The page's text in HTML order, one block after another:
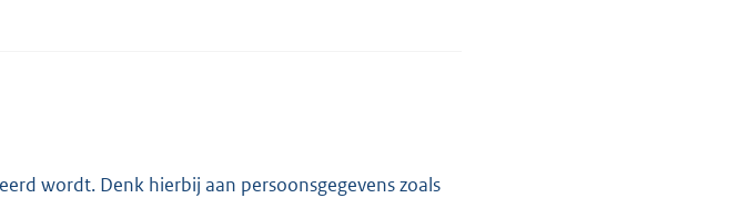
wordt. Denk hierbij aan persoonsgegevens zoals